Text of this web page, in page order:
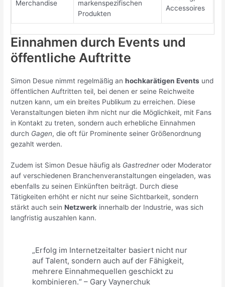
Merchandise
markenspezifischen
Produkten
Accessoires
Einnahmen durch Events und
öffentliche Auftritte
Simon Desue nimmt regelmäßig anhochkarätigen Events und
öffentlichen Auftritten teil, bei denen er seine Reichweite
nutzen kann, um ein breites Publikum zu erreichen. Diese
Veranstaltungen bieten ihm nicht nur die Möglichkeit, mit Fans
in Kontakt zu treten, sondern auch erhebliche Einnahmen
durch Gagen, die oft für Prominente seiner Größenordnung
gezahlt werden.
Zudem ist Simon Desue häufig als Gastredneroder Moderator
auf verschiedenen Branchenveranstaltungen eingeladen, was
ebenfalls zu seinen Einkünften beiträgt. Durch diese
Tätigkeiten erhöht er nicht nur seine Sichtbarkeit, sondern
stärkt auch seinNetzwerk innerhalb der Industrie, was sich
langfristig auszahlen kann.
„Erfolg im Internetzeitalter basiert nicht nur
auf Talent, sondern auch auf der Fähigkeit,
mehrere Einnahmequellen geschickt zu
kombinieren.“ – Gary Vaynerchuk